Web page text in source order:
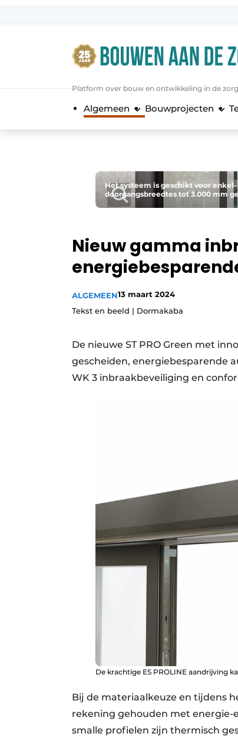
Algemene voorwaarden
Contact
Jaarboek
Jubileumboek
Podcasts
Privacy / Cookie statement
Vacature aanmelden
Vacatures
Platform over bouw en ontwikkeling in de
Algemeen Bouwprojecten
Het systeem is geschikt voor
doorgangsbreedtes tot 3.000 mm
Nieuw gamma
ALGEMEEN13 maart 2024
Tekst en beeld | Dormakaba
De nieuwe ST PRO Green met
gescheiden, energiebesparende
WK 3 inbraakbeveiliging en
De krachtige ES PROLINE aandrijving
Bij de materiaalkeuze en tijdens
rekening gehouden met energie-
smalle profielen zijn thermisch